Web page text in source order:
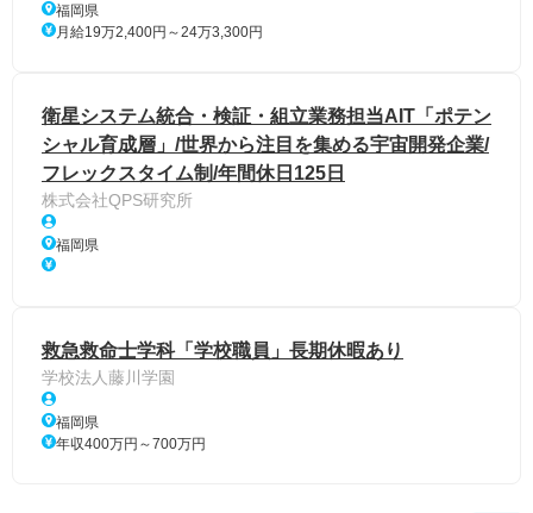
福岡県
月給19万2,400円～24万3,300円
衛星システム統合・検証・組立業務担当AIT「ポテン
シャル育成層」/世界から注目を集める宇宙開発企業/
フレックスタイム制/年間休日125日
株式会社QPS研究所
福岡県
救急救命士学科「学校職員」長期休暇あり
学校法人藤川学園
福岡県
年収400万円～700万円